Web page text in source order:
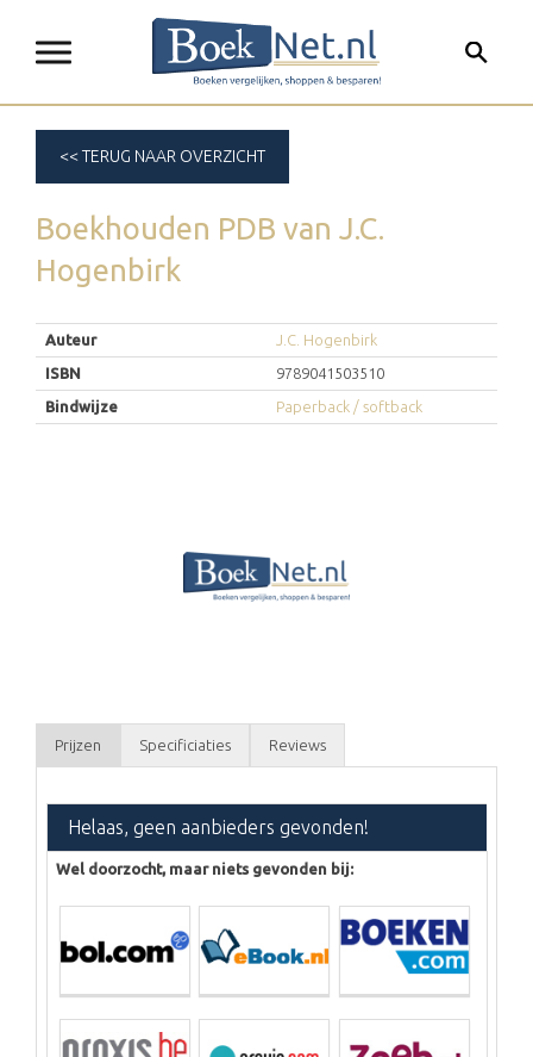
<< TERUG NAAR OVERZICHT
Boekhouden PDB van J.C.
Hogenbirk
Auteur
J.C. Hogenbirk
ISBN
9789041503510
Bindwijze
Paperback / softback
Prijzen Specificiaties Reviews
Helaas, geen aanbieders gevonden!
Wel doorzocht, maar niets gevonden bij: